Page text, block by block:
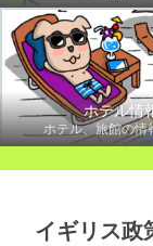
ホテル情
ホテル、旅館の情
イギリス